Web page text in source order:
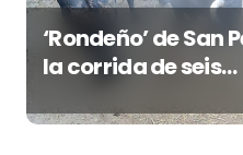
‘Rondeño’ de San
la corrida de seis
Santa María esta